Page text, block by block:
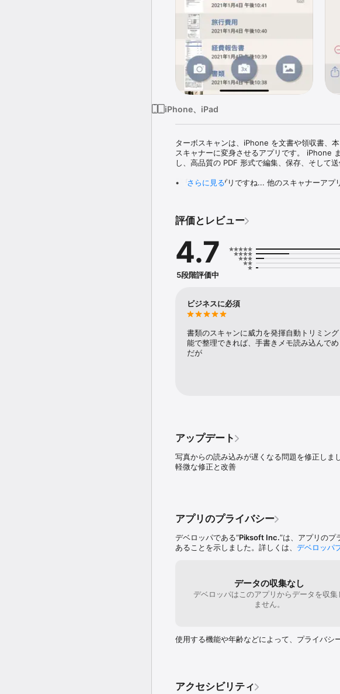
iPhone、iPad
ターボスキャンは、iPhone を文書や領収書、
スキャナーに変身させるアプリです。 iPhone
し、高品質の PDF 形式で編集、保存、そして送
• 「最高のアプリですね... 他のスキャナーアプ
して白黒の文書で求められるコントラストの
トモードも用意されています。
ターボスキャンには、強力かつとても使い勝手
の明るさ、回転、カラーコントロールなどすべ
TurboScan には、SureScan と呼ばれる独自
とができます (特に暗めの場所での撮影時に威
TurboScan の便利な "自分にメールで送信" 機
に文書を送ったり、Evernote などのオンライ
• 独自の SureScan 3x モードにより超シャープ
• Touch ID & パスコードによるロック対応
• ドキュメントに名前を付けてフォルダ内に保
• いつでもページの追加や並べ替えが可能
• 複数の領収書および名刺を、PDF ページ上で
• スキャンデータを他のスキャンやクリップボ
• AirPrint および印刷アプリを使った印刷に対応
• 添付ファイルはコンパクトにサイズ調節調整
スキャンに関するヒント
・文書が平らな状態で、なおかつ 照明が十分で
さらに見る
評価とレビュー
4.7
5段階評価中
ビジネスに必須
書類のスキャンに威力を発揮自動トリミン
能で整理できれば、手書きメモ読み込んで
だが
アップデート
写真からの読み込みが遅くなる問題を修正しま
軽微な修正と改善
アプリのプライバシー
デベロッパである“Piksoft Inc.”は、アプリのプ
あることを示しました。詳しくは、 デベロッパ
データの収集なし
デベロッパはこのアプリからデータを収集
ません。
使用する機能や年齢などによって、プライバシ
アクセシビリティ